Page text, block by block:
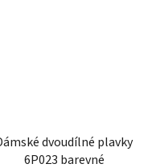
dvoudílné plavky
6P023 barevné